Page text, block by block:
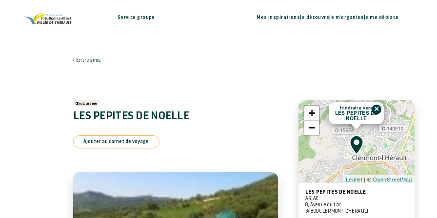
Service groupe Mes inspirations Je découvre Je m'organise Je me déplace
Entre amis
Œnotourisme
LES PEPITES DE NOELLE
Ajouter au carnet de voyage
Itinéraire vers
LES PEPITES DE
NOELLE
×
+
−
Leaflet| ©OpenStreetMap
LES PEPITES DE NOELLE
ARIAC
8, Avenue du Lac
34800 CLERMONT-L'HERAULT